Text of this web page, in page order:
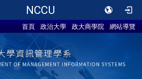
NCCU
首頁 政治大學 政大商學院 網站導覽